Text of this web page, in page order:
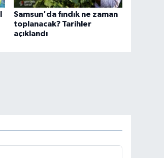
Samsun'da fındık ne zaman
toplanacak? Tarihler
açıklandı